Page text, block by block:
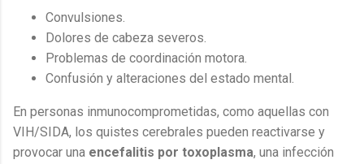
Convulsiones.
Dolores de cabeza severos.
Problemas de coordinación motora.
Confusión y alteraciones del estado mental.
En personas inmunocomprometidas, como aquellas con
VIH/SIDA, los quistes cerebrales pueden reactivarse y
provocar una encefalitis por toxoplasma, una infección